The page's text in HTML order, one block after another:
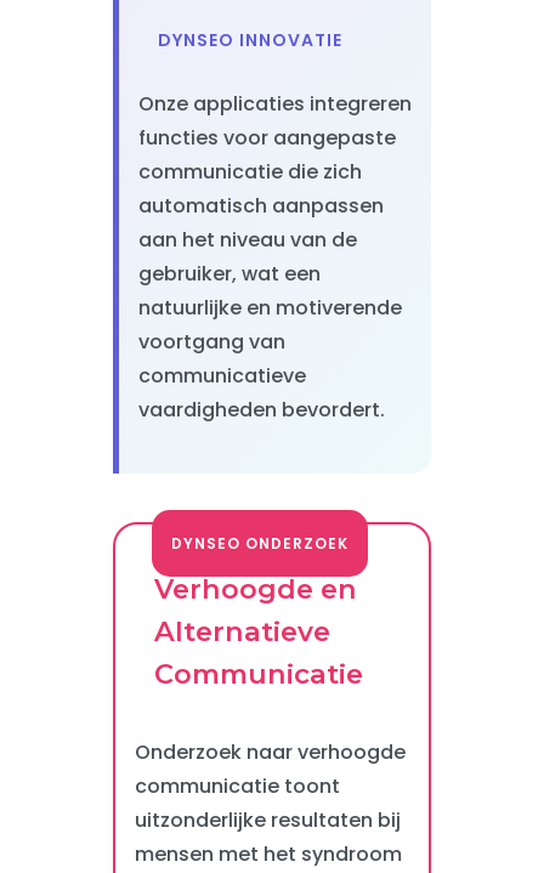
DYNSEO INNOVATIE
Onze applicaties integreren
functies voor aangepaste
communicatie die zich
automatisch aanpassen
aan het niveau van de
gebruiker, wat een
natuurlijke en motiverende
voortgang van
communicatieve
vaardigheden bevordert.
DYNSEO ONDERZOEK
Verhoogde en
Alternatieve
Communicatie
Onderzoek naar verhoogde
communicatie toont
uitzonderlijke resultaten bij
mensen met het syndroom